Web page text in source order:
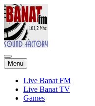
Menu Skip
to
content
Live Banat FM
Live Banat TV
Games